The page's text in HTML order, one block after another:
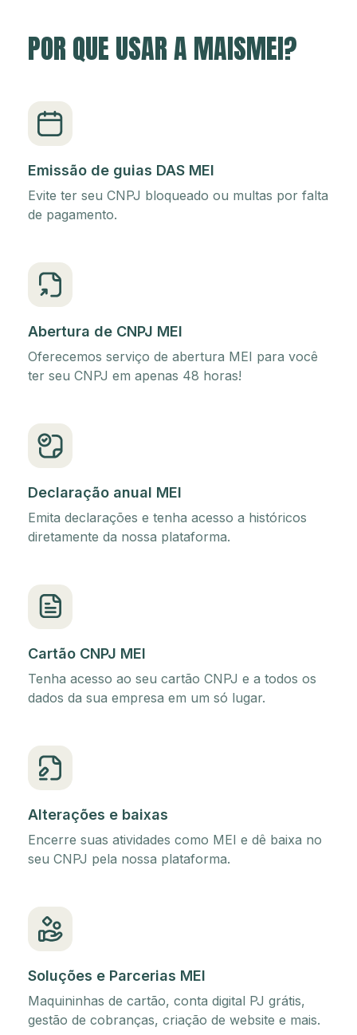
POR QUE USAR A MAISMEI?
Emissão de guias DAS MEI
Evite ter seu CNPJ bloqueado ou multas por falta
de pagamento.
Abertura de CNPJ MEI
Oferecemos serviço de abertura MEI para você
ter seu CNPJ em apenas 48 horas!
Declaração anual MEI
Emita declarações e tenha acesso a históricos
diretamente da nossa plataforma.
Cartão CNPJ MEI
Tenha acesso ao seu cartão CNPJ e a todos os
dados da sua empresa em um só lugar.
Alterações e baixas
Encerre suas atividades como MEI e dê baixa no
seu CNPJ pela nossa plataforma.
Soluções e Parcerias MEI
Maquininhas de cartão, conta digital PJ grátis,
gestão de cobranças, criação de website e mais.